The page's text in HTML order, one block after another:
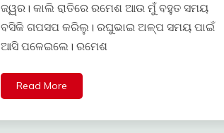
ଜ୍ୱର। କାଲି ରାତିରେ ରମେଶ ଆଉ ମୁଁ ବହୁତ ସମୟ
ବସିକି ଗପସପ କରିଲୁ। ରଘୁଭାଇ ଅଳ୍ପ ସମୟ ପାଇଁ
ଆସି ପଳେଇଲେ। ରମେଶ
Read More